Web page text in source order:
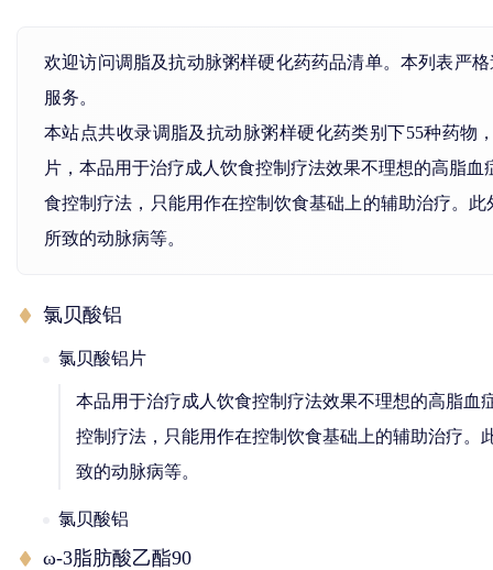
欢迎访问调脂及抗动脉粥样硬化药药品清单。本列表严
服务。
本站点共收录调脂及抗动脉粥样硬化药类别下55种药物
片，本品用于治疗成人饮食控制疗法效果不理想的高脂
食控制疗法，只能用作在控制饮食基础上的辅助治疗。
所致的动脉病等。
氯贝酸铝
氯贝酸铝片
本品用于治疗成人饮食控制疗法效果不理想的高脂
控制疗法，只能用作在控制饮食基础上的辅助治疗
致的动脉病等。
氯贝酸铝
ω-3脂肪酸乙酯90